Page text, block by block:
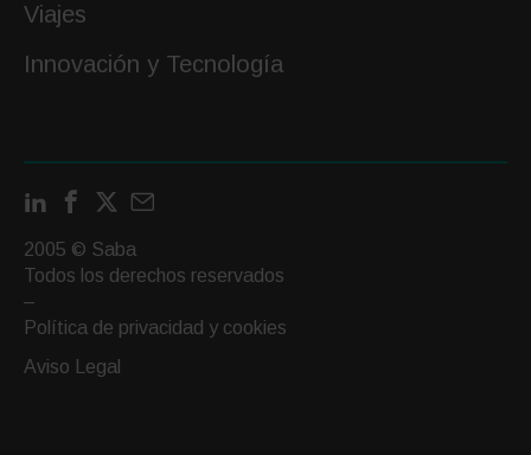
Viajes
Innovación y Tecnología
LinkedIn
FacebookContactar
email
2005 © Saba
Todos los derechos reservados
–
Política de privacidad y cookies
Aviso Legal